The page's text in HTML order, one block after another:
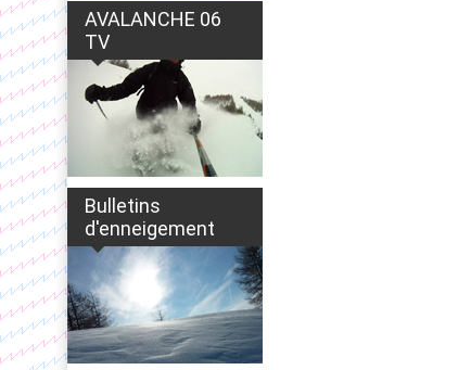
AVALANCHE 06
TV
Bulletins
d'enneigement